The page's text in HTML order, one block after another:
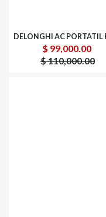
$ 99,000.00
$110,000.00